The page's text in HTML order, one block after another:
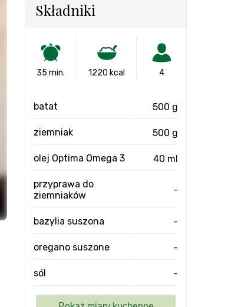
Składniki
35 min. 1220 kcal 4
batat 500 g
ziemniak 500 g
olej Optima Omega 3 40 ml
przyprawa do
ziemniaków
-
bazylia suszona -
oregano suszone -
sól -